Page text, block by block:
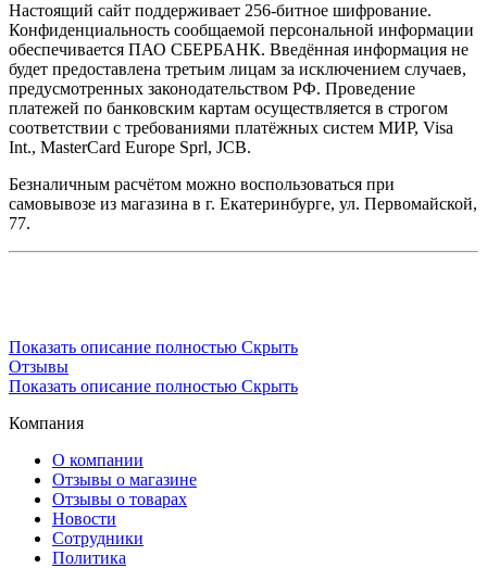
Настоящий сайт поддерживает 256-битное шифрование.
Конфиденциальность сообщаемой персональной информации
обеспечивается ПАО СБЕРБАНК. Введённая информация не
будет предоставлена третьим лицам за исключением случаев,
предусмотренных законодательством РФ. Проведение
платежей по банковским картам осуществляется в строгом
соответствии с требованиями платёжных систем МИР, Visa
Int., MasterCard Europe Sprl, JCB.
Безналичным расчётом можно воспользоваться при
самовывозе из магазина в г. Екатеринбурге, ул. Первомайской,
77.
Показать описание полностью Скрыть
Отзывы
Показать описание полностью Скрыть
Компания
О компании
Отзывы о магазине
Отзывы о товарах
Новости
Сотрудники
Политика